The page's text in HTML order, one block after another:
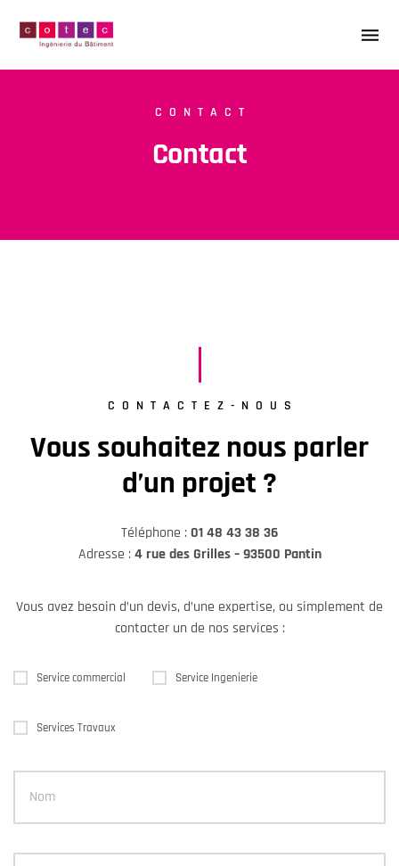
CONTACT
Contact
CONTACTEZ-NOUS
Vous souhaitez nous parler
d’un projet ?
Téléphone :01 48 43 38 36
Adresse :4 rue des Grilles – 93500 Pantin
Vous avez besoin d’un devis, d’une expertise, ou simplement de
contacter un de nos services :
Service commercial Service Ingenierie
Services Travaux